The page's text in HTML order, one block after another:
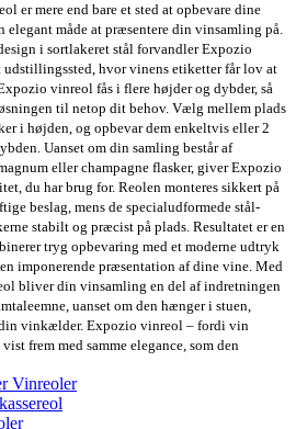
er mere end bare et sted at opbevare dine
elegant måde at præsentere din vinsamling på.
i sortlakeret stål forvandler Expozio
hvor vinens etiketter får lov at
vinreol fås i flere højder og dybder, så
til netop dit behov. Vælg mellem plads
i højden, og opbevar dem enkeltvis eller 2
Uanset om din samling består af
eller champagne flasker, giver Expozio
du har brug for. Reolen monteres sikkert på
beslag, mens de specialudformede stål-
stabilt og præcist på plads. Resultatet er en
tryg opbevaring med et moderne udtryk
imponerende præsentation af dine vine. Med
bliver din vinsamling en del af indretningen
uanset om den hænger i stuen,
vinkælder. Expozio vinreol – fordi vin
frem med samme elegance, som den
Vinreoler